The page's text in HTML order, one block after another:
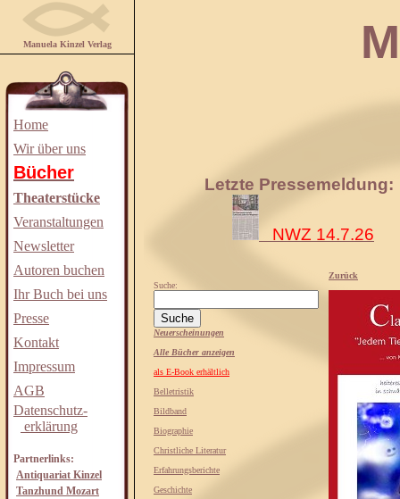
Manuela Kinzel Verlag
Home
Wir über uns
Bücher
Theaterstücke
Veranstaltungen
Newsletter
Autoren buchen
Ihr Buch bei uns
Presse
Kontakt
Impressum
AGB
Datenschutz-
erklärung
Partnerlinks:
Antiquariat Kinzel
Tanzhund Mozart
Letzte Pressemeldung:
NWZ 14.7.26
Suche:
Neuerscheinungen
Alle Bücher anzeigen
als E-Book erhältlich
Belletristik
Bildband
Biographie
Christliche Literatur
Erfahrungsberichte
Geschichte
Zurück